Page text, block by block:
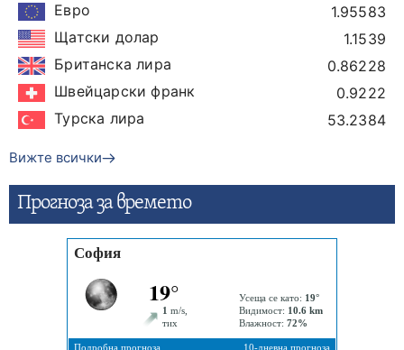
Евро
1.95583
Щатски долар
1.1539
Британска лира
0.86228
Швейцарски франк
0.9222
Турска лира
53.2384
Вижте всички
Прогнозa за времето